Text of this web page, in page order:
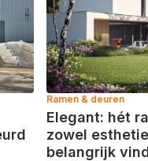
Ramen & deuren
Elegant: hét
zowel
belangrijk